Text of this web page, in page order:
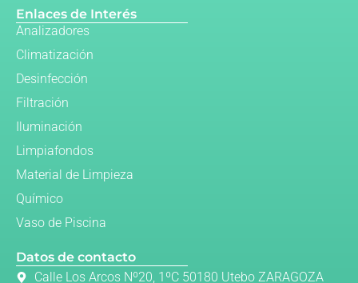
Enlaces de Interés
Analizadores
Climatización
Desinfección
Filtración
Iluminación
Limpiafondos
Material de Limpieza
Químico
Vaso de Piscina
Datos de contacto
Calle Los Arcos Nº20, 1ºC 50180 Utebo ZARAGOZA